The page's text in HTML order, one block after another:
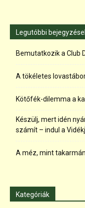
Legutóbbi
Bemutatkozik a Club
A tökéletes
Kötőfék-dilemma a
Készülj, mert idén
számít – indul a
A méz, mint
Kategóriák